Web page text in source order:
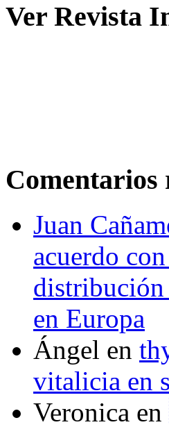
Ver Revista
Comentarios
Juan
acuerdo
en Europa
Ángel en
vitalicia en
Veronica en